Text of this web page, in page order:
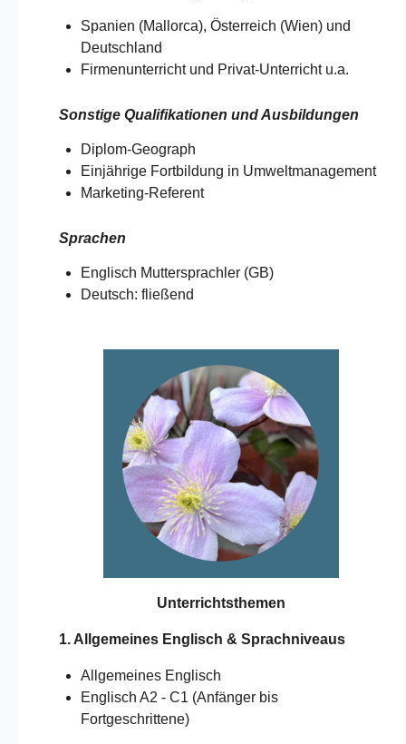
Spanien (Mallorca), Österreich (Wien) und
Deutschland​​
Firmenunterricht und Privat-Unterricht u.a.
Sonstige Qualifikationen und Ausbildungen
Diplom-Geograph
Einjährige Fortbildung in Umweltmanagement
Marketing-Referent
Sprachen
Englisch Muttersprachler (GB)
Deutsch: fließend
Unterrichtsthemen
1. Allgemeines Englisch & Sprachniveaus
Allgemeines Englisch
Englisch A2 - C1 (Anfänger bis
Fortgeschrittene)